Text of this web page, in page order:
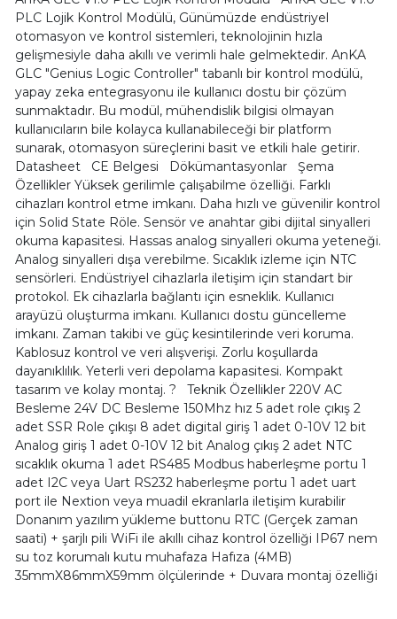
PLC Lojik Kontrol Modülü, Günümüzde endüstriyel
otomasyon ve kontrol sistemleri, teknolojinin hızla
gelişmesiyle daha akıllı ve verimli hale gelmektedir. AnKA
GLC "Genius Logic Controller" tabanlı bir kontrol modülü,
yapay zeka entegrasyonu ile kullanıcı dostu bir çözüm
sunmaktadır. Bu modül, mühendislik bilgisi olmayan
kullanıcıların bile kolayca kullanabileceği bir platform
sunarak, otomasyon süreçlerini basit ve etkili hale getirir.
Datasheet CE Belgesi Dökümantasyonlar Şema
Özellikler Yüksek gerilimle çalışabilme özelliği. Farklı
cihazları kontrol etme imkanı. Daha hızlı ve güvenilir kontrol
için Solid State Röle. Sensör ve anahtar gibi dijital sinyalleri
okuma kapasitesi. Hassas analog sinyalleri okuma yeteneği.
Analog sinyalleri dışa verebilme. Sıcaklık izleme için NTC
sensörleri. Endüstriyel cihazlarla iletişim için standart bir
protokol. Ek cihazlarla bağlantı için esneklik. Kullanıcı
arayüzü oluşturma imkanı. Kullanıcı dostu güncelleme
imkanı. Zaman takibi ve güç kesintilerinde veri koruma.
Kablosuz kontrol ve veri alışverişi. Zorlu koşullarda
dayanıklılık. Yeterli veri depolama kapasitesi. Kompakt
tasarım ve kolay montaj. ? Teknik Özellikler 220V AC
Besleme 24V DC Besleme 150Mhz hız 5 adet role çıkış 2
adet SSR Role çıkışı 8 adet digital giriş 1 adet 0-10V 12 bit
Analog giriş 1 adet 0-10V 12 bit Analog çıkış 2 adet NTC
sıcaklık okuma 1 adet RS485 Modbus haberleşme portu 1
adet I2C veya Uart RS232 haberleşme portu 1 adet uart
port ile Nextion veya muadil ekranlarla iletişim kurabilir
Donanım yazılım yükleme buttonu RTC (Gerçek zaman
saati) + şarjlı pili WiFi ile akıllı cihaz kontrol özelliği IP67 nem
su toz korumalı kutu muhafaza Hafıza (4MB)
35mmX86mmX59mm ölçülerinde + Duvara montaj özelliği